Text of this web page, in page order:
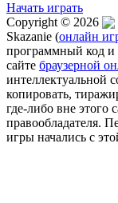
Начать играть
Copyright © 2026
Skazanie (онлайн
программный код и
сайте браузерной
интеллектуальной
копировать,
где-либо вне этого
правообладателя.
игры начались с